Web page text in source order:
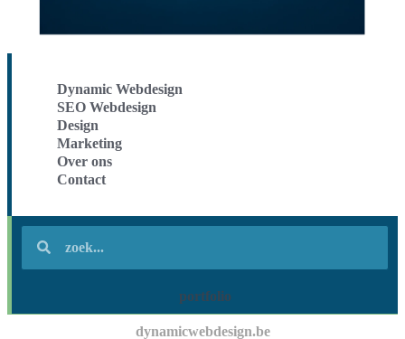
Dynamic Webdesign
SEO Webdesign
Design
Marketing
Over ons
Contact
portfolio
dynamicwebdesign.be